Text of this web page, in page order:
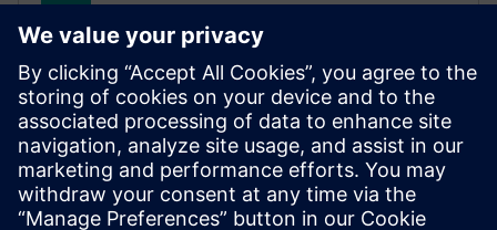
SITRANS TR320/TR420
Rail-mounted temperature transmitters for accurate
measurement, easy panel integration and smart
diagnostics, from standard loops to high-availability
applications.